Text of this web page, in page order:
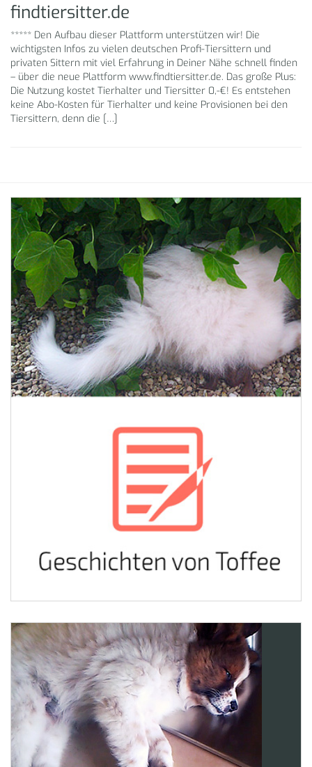
findtiersitter.de
***** Den Aufbau dieser Plattform unterstützen wir! Die
wichtigsten Infos zu vielen deutschen Profi-Tiersittern und
privaten Sittern mit viel Erfahrung in Deiner Nähe schnell finden
– über die neue Plattform www.findtiersitter.de. Das große Plus:
Die Nutzung kostet Tierhalter und Tiersitter 0,-€! Es entstehen
keine Abo-Kosten für Tierhalter und keine Provisionen bei den
Tiersittern, denn die […]